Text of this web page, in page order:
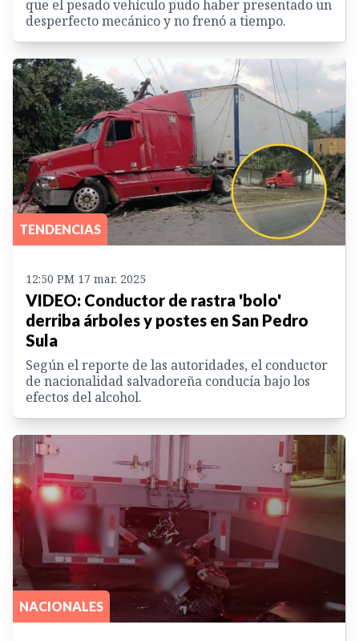
que el pesado vehículo pudo haber presentado un
desperfecto mecánico y no frenó a tiempo.
TENDENCIAS
12:50 PM 17 mar. 2025
VIDEO: Conductor de rastra 'bolo'
derriba árboles y postes en San Pedro
Sula
Según el reporte de las autoridades, el conductor
de nacionalidad salvadoreña conducía bajo los
efectos del alcohol.
NACIONALES